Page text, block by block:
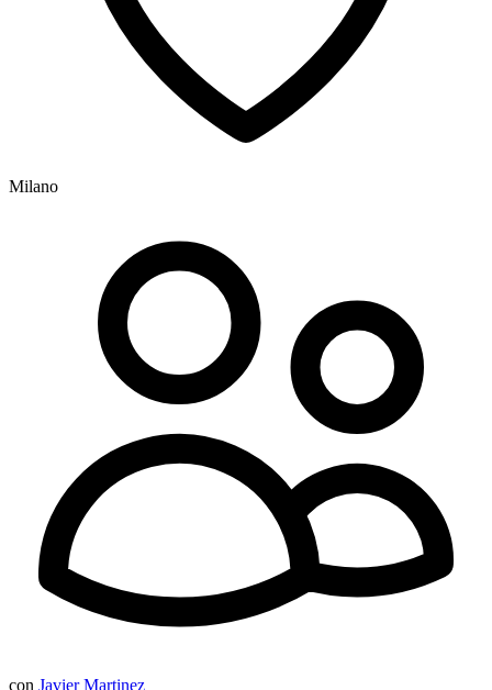
Milano
con Javier Martinez